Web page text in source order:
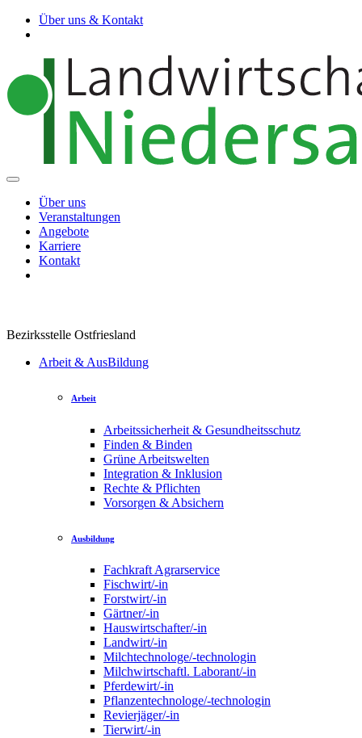
Über uns & Kontakt
Über uns
Veranstaltungen
Angebote
Karriere
Kontakt
Bezirksstelle Ostfriesland
Arbeit & AusBildung
Arbeit
Arbeitssicherheit & Gesundheitsschutz
Finden & Binden
Grüne Arbeitswelten
Integration & Inklusion
Rechte & Pflichten
Vorsorgen & Absichern
Ausbildung
Fachkraft Agrarservice
Fischwirt/-in
Forstwirt/-in
Gärtner/-in
Hauswirtschafter/-in
Landwirt/-in
Milchtechnologe/-technologin
Milchwirtschaftl. Laborant/-in
Pferdewirt/-in
Pflanzentechnologe/-technologin
Revierjäger/-in
Tierwirt/-in